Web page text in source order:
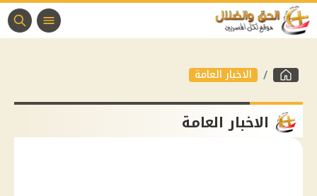
الاخبار العامة
الاخبار العامة